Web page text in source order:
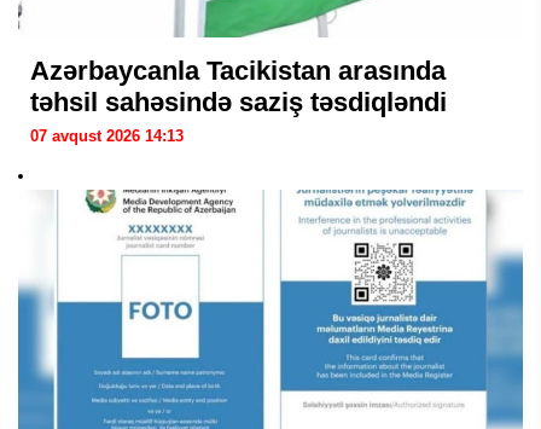
Azərbaycanla Tacikistan arasında
təhsil sahəsində saziş təsdiqləndi
07 avqust 2026 14:13